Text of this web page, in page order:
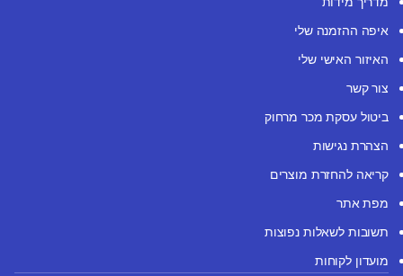
איפה ההזמנה שלי
האיזור האישי שלי
צור קשר
ביטול עסקת מכר מרחוק
הצהרת נגישות
קריאה להחזרת מוצרים
מפת אתר
תשובות לשאלות נפוצות
מועדון לקוחות